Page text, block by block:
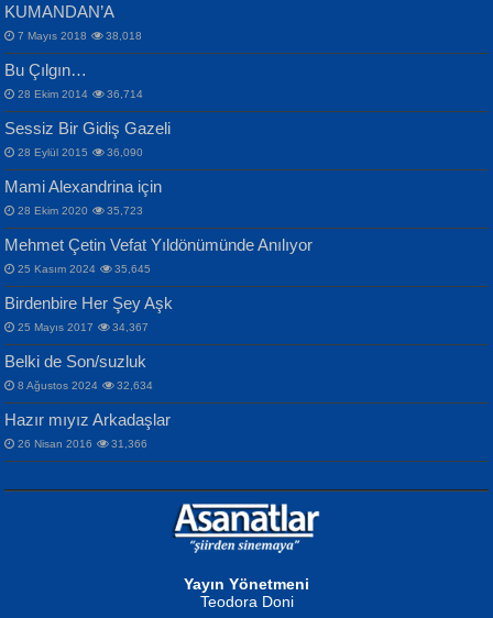
İPEK ACAR SERT
Gazze’nin Şecaati, Ümmetin İmtihanı...
MAHMUT GÜRBÜZ
İbrahim Olmak ve Bitirebilmek...
NURAN KÖSE BAYDAR
Selahattin Yıldız
İdrakimle Üşürken...
Songül Özel
Mahzen...
Ben Deniz Değilim ki...
ERDEM BAYAZIT
Sana, Bana, Vatanıma, Ülkemin
İnsanlarına Dair...
NAZIM HİKMET RAN
Bir Cezaevinde, Tecritteki Adamın
Mektupları...
KUMANDAN’A
7 Mayıs 2018 38,018
Bu Çılgın…
28 Ekim 2014 36,714
Sessiz Bir Gidiş Gazeli
28 Eylül 2015 36,090
Mami Alexandrina için
28 Ekim 2020 35,723
Mehmet Çetin Vefat Yıldönümünde Anılıyor
25 Kasım 2024 35,645
Birdenbire Her Şey Aşk
25 Mayıs 2017 34,367
Belki de Son/suzluk
8 Ağustos 2024 32,634
Hazır mıyız Arkadaşlar
26 Nisan 2016 31,366
Yayın Yönetmeni
Teodora Doni